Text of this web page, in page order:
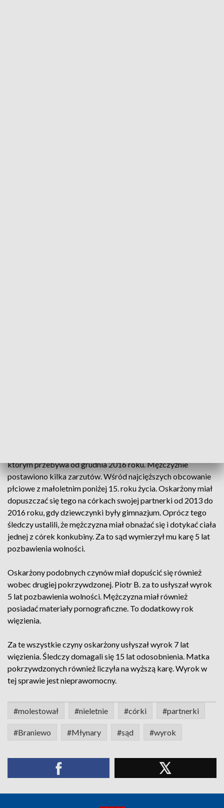
którym przebywa od grudnia 2016 roku. Mężczyźnie
postawiono kilka zarzutów. Wśród najcięższych obcowanie
płciowe z małoletnim poniżej 15. roku życia. Oskarżony miał
dopuszczać się tego na córkach swojej partnerki od 2013 do
2016 roku, gdy dziewczynki były gimnazjum. Oprócz tego
śledczy ustalili, że mężczyzna miał obnażać się i dotykać ciała
jednej z córek konkubiny. Za to sąd wymierzył mu karę 5 lat
pozbawienia wolności.
Oskarżony podobnych czynów miał dopuścić się również
wobec drugiej pokrzywdzonej. Piotr B. za to usłyszał wyrok
5 lat pozbawienia wolności. Mężczyzna miał również
posiadać materiały pornograficzne. To dodatkowy rok
więzienia.
Za te wszystkie czyny oskarżony usłyszał wyrok 7 lat
więzienia. Śledczy domagali się 15 lat odosobnienia. Matka
pokrzywdzonych również liczyła na wyższą karę. Wyrok w
tej sprawie jest nieprawomocny.
#molestował #nieletnie #córki #partnerki
#Braniewo #Młynary #sąd #wyrok